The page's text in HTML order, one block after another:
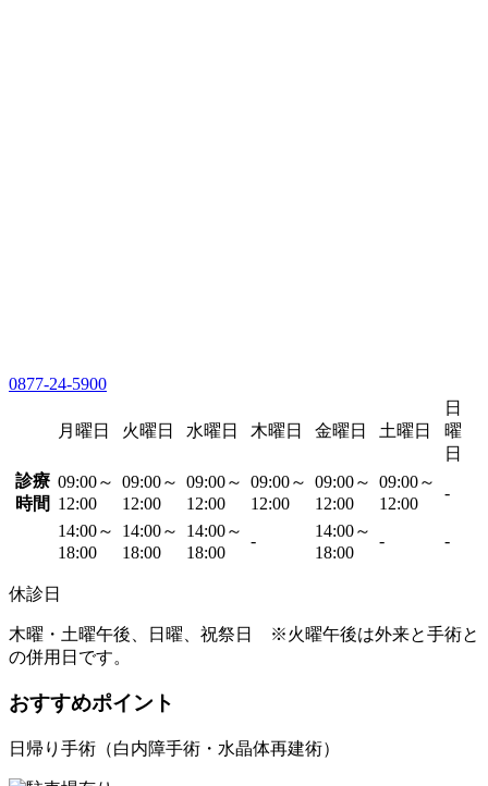
0877-24-5900
月曜日 火曜日 水曜日 木曜日 金曜日 土曜日
日
曜
日
診療
時間
09:00～
12:00
09:00～
12:00
09:00～
12:00
09:00～
12:00
09:00～
12:00
09:00～
12:00
-
14:00～
18:00
14:00～
18:00
14:00～
18:00
-
14:00～
18:00
- -
休診日
木曜・土曜午後、日曜、祝祭日 ※火曜午後は外来と手術と
の併用日です。
おすすめポイント
日帰り手術（白内障手術・水晶体再建術）